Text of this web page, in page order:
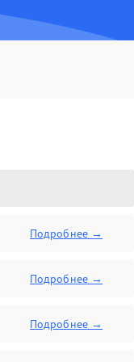
Подробнее →
Подробнее →
Подробнее →